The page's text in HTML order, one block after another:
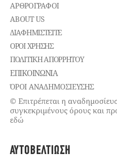
ΑΡΘΡΟΓΡΑΦΟΙ
ABOUT US
ΔΙΑΦΗΜΙΣΤΕΊΤΕ
ΌΡΟΙ ΧΡΉΣΗΣ
ΠΟΛΙΤΙΚΉ ΑΠΟΡΡΉΤΟΥ
ΕΠΙΚΟΙΝΩΝΊΑ
ΌΡΟΙ ΑΝΑΔΗΜΟΣΙΕΥΣΗΣ
© Επιτρέπεται η
συγκεκριμένους όρους και
εδώ
ΑΥΤΟΒΕΛΤΊΩΣΗ